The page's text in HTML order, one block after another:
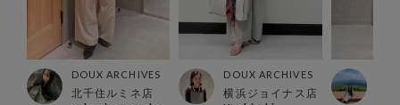
DOUX ARCHIVES
北千住ルミネ店
DOUX ARCHIVES
横浜ジョイナス店